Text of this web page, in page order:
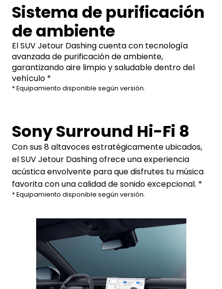
Sistema de purificación
de ambiente
El SUV Jetour Dashing cuenta con tecnología
avanzada de purificación de ambiente,
garantizando aire limpio y saludable dentro del
vehículo *
* Equipamiento disponible según versión.
Sony Surround Hi-Fi 8
Con sus 8 altavoces estratégicamente ubicados,
el SUV Jetour Dashing ofrece una experiencia
acústica envolvente para que disfrutes tu música
favorita con una calidad de sonido excepcional. *
* Equipamiento disponible según versión.